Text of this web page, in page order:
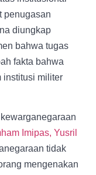
penugasan
diungkap
bahwa tugas
fakta bahwa
institusi militer
Imipas, Yusril
tidak
mengenakan